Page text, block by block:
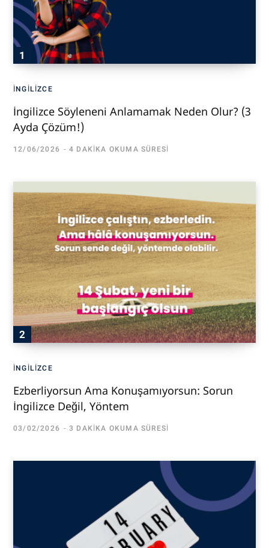
İNGILIZCE
İngilizce Söyleneni Anlamamak Neden Olur? (3
Ayda Çözüm!)
12/06/2026 4 DAKIKA OKUMA SÜRESI
İNGILIZCE
Ezberliyorsun Ama Konuşamıyorsun: Sorun
İngilizce Değil, Yöntem
03/02/2026 3 DAKIKA OKUMA SÜRESI